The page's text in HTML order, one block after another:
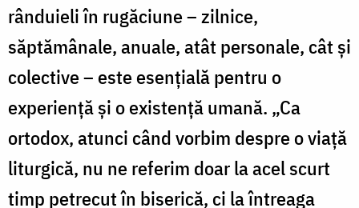
rânduieli în rugăciune – zilnice,
săptămânale, anuale, atât personale, cât și
colective – este esențială pentru o
experiență și o existență umană. „Ca
ortodox, atunci când vorbim despre o viață
liturgică, nu ne referim doar la acel scurt
timp petrecut în biserică, ci la întreaga